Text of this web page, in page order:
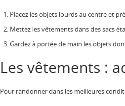
Placez les objets lourds au centre et
Mettez les vêtements dans des sacs
Gardez à portée de main les objets
Les vêtements :
Pour randonner dans les meilleures